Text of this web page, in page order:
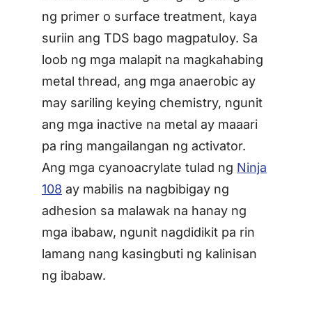
ng primer o surface treatment, kaya
suriin ang TDS bago magpatuloy. Sa
loob ng mga malapit na magkahabing
metal thread, ang mga anaerobic ay
may sariling keying chemistry, ngunit
ang mga inactive na metal ay maaari
pa ring mangailangan ng activator.
Ang mga cyanoacrylate tulad ng Ninja
108 ay mabilis na nagbibigay ng
adhesion sa malawak na hanay ng
mga ibabaw, ngunit nagdidikit pa rin
lamang nang kasingbuti ng kalinisan
ng ibabaw.